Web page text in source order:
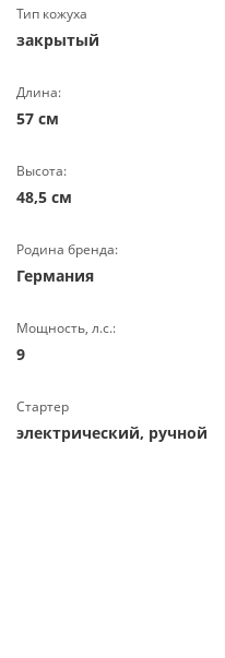
Тип кожуха
закрытый
Длина:
57 см
Высота:
48,5 см
Родина бренда:
Германия
Мощность, л.с.:
9
Стартер
электрический, ручной